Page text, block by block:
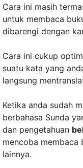
Cara ini masih
untuk membaca
dibarengi dengan
Cara ini cukup
suatu kata yang
langsung
Ketika anda sudah
berbahasa Sunda
dan pengetahuan
mencoba membaca
lainnya.